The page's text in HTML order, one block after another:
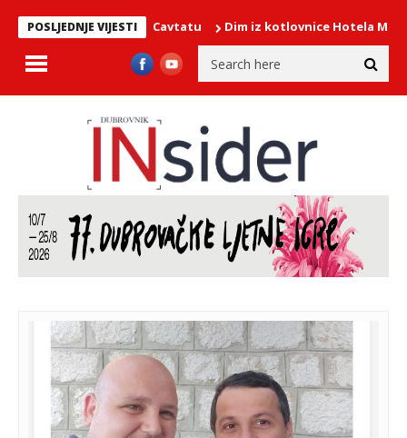
POSLJEDNJE VIJESTI
Gospe Snježne u Cavtatu Dim iz kotlovnice Hotela More, na